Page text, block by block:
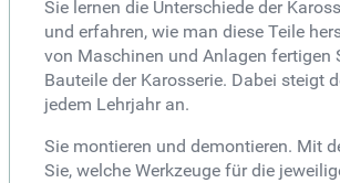
Sie lernen die Unterschiede der
und erfahren, wie man diese Teile
von Maschinen und Anlagen fertigen
Bauteile der Karosserie. Dabei steigt
jedem Lehrjahr an.
Sie montieren und demontieren. Mit
Sie, welche Werkzeuge für die